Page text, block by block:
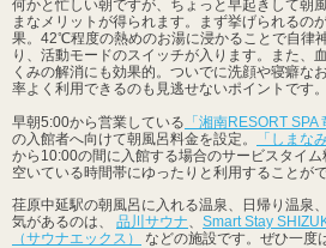
何かと忙しい朝ですが、ちょっと早起きして朝
まなメリットが得られます。まず挙げられるの
果。42℃程度の熱めのお湯に浸かることで自律
り、活動モードのスイッチが入ります。また、
くみの解消にも効果的。ついでに洗顔や寝癖な
率よく利用できるのも見逃せないポイントです。
早朝5:00から営業している 「湘南RESORT SPA
の入館者へ向けて朝風呂料金を設定。
「しまな
から10:00の間に入館する場合のサービスタイ
空いている時間帯にゆったりと利用することがで
荏原中延駅の朝風呂に入れる温泉、日帰り温泉
気があるのは、 品川サウナ、 Smart Stay
（サウナエックス）
などの施設です。ぜひ一度